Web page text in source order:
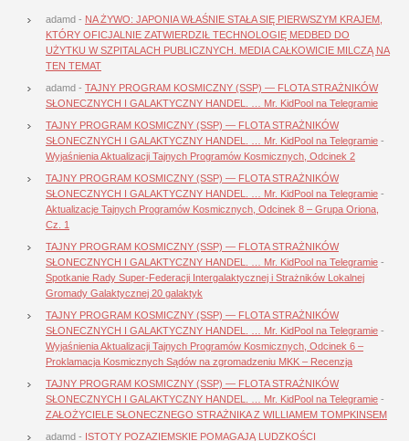
adamd - NA ŻYWO: JAPONIA WŁAŚNIE STAŁA SIĘ PIERWSZYM KRAJEM,
KTÓRY OFICJALNIE ZATWIERDZIŁ TECHNOLOGIĘ MEDBED DO
UŻYTKU W SZPITALACH PUBLICZNYCH. MEDIA CAŁKOWICIE MILCZĄ NA
TEN TEMAT
adamd - TAJNY PROGRAM KOSMICZNY (SSP) — FLOTA STRAŻNIKÓW
SŁONECZNYCH I GALAKTYCZNY HANDEL. … Mr. KidPool na Telegramie
TAJNY PROGRAM KOSMICZNY (SSP) — FLOTA STRAŻNIKÓW
SŁONECZNYCH I GALAKTYCZNY HANDEL. … Mr. KidPool na Telegramie -
Wyjaśnienia Aktualizacji Tajnych Programów Kosmicznych, Odcinek 2
TAJNY PROGRAM KOSMICZNY (SSP) — FLOTA STRAŻNIKÓW
SŁONECZNYCH I GALAKTYCZNY HANDEL. … Mr. KidPool na Telegramie -
Aktualizacje Tajnych Programów Kosmicznych, Odcinek 8 – Grupa Oriona,
Cz. 1
TAJNY PROGRAM KOSMICZNY (SSP) — FLOTA STRAŻNIKÓW
SŁONECZNYCH I GALAKTYCZNY HANDEL. … Mr. KidPool na Telegramie -
Spotkanie Rady Super-Federacji Intergalaktycznej i Strażników Lokalnej
Gromady Galaktycznej 20 galaktyk
TAJNY PROGRAM KOSMICZNY (SSP) — FLOTA STRAŻNIKÓW
SŁONECZNYCH I GALAKTYCZNY HANDEL. … Mr. KidPool na Telegramie -
Wyjaśnienia Aktualizacji Tajnych Programów Kosmicznych, Odcinek 6 –
Proklamacja Kosmicznych Sądów na zgromadzeniu MKK – Recenzja
TAJNY PROGRAM KOSMICZNY (SSP) — FLOTA STRAŻNIKÓW
SŁONECZNYCH I GALAKTYCZNY HANDEL. … Mr. KidPool na Telegramie -
ZAŁOŻYCIELE SŁONECZNEGO STRAŻNIKA Z WILLIAMEM TOMPKINSEM
adamd - ISTOTY POZAZIEMSKIE POMAGAJĄ LUDZKOŚCI